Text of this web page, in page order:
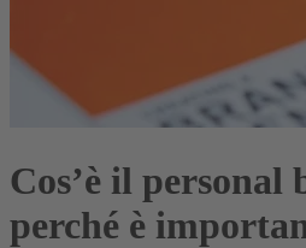
Cos’è il personal
perché è